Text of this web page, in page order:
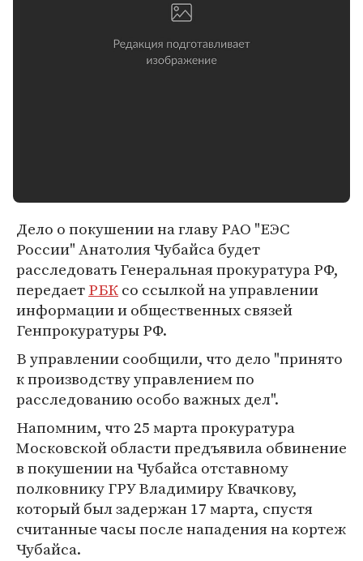
Дело о покушении на главу РАО "ЕЭС
России" Анатолия Чубайса будет
расследовать Генеральная прокуратура РФ,
передаетРБКсо ссылкой на управлении
информации и общественных связей
Генпрокуратуры РФ.
В управлении сообщили, что дело "принято
к производству управлением по
расследованию особо важных дел".
Напомним, что 25 марта прокуратура
Московской области предъявила обвинение
в покушении на Чубайса отставному
полковнику ГРУ Владимиру Квачкову,
который был задержан 17 марта, спустя
считанные часы после нападения на кортеж
Чубайса.